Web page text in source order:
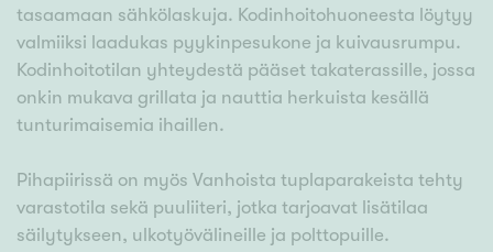
tasaamaan sähkölaskuja. Kodinhoitohuoneesta löytyy
valmiiksi laadukas pyykinpesukone ja kuivausrumpu.
Kodinhoitotilan yhteydestä pääset takaterassille, jossa
onkin mukava grillata ja nauttia herkuista kesällä
tunturimaisemia ihaillen.
Pihapiirissä on myös Vanhoista tuplaparakeista tehty
varastotila sekä puuliiteri, jotka tarjoavat lisätilaa
säilytykseen, ulkotyövälineille ja polttopuille.